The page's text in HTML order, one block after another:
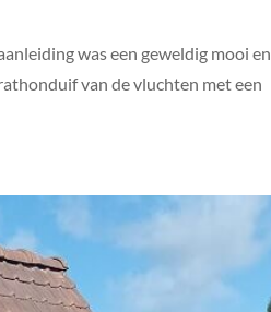
was een geweldig mooi en
van de vluchten met een